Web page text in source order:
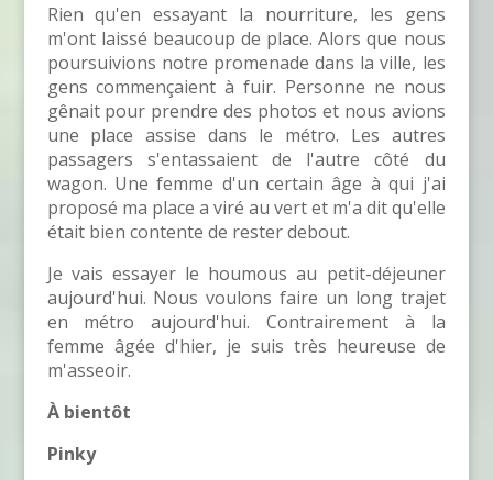
Rien qu'en essayant la nourriture, les gens
m'ont laissé beaucoup de place. Alors que nous
poursuivions notre promenade dans la ville, les
gens commençaient à fuir. Personne ne nous
gênait pour prendre des photos et nous avions
une place assise dans le métro. Les autres
passagers s'entassaient de l'autre côté du
wagon. Une femme d'un certain âge à qui j'ai
proposé ma place a viré au vert et m'a dit qu'elle
était bien contente de rester debout.
Je vais essayer le houmous au petit-déjeuner
aujourd'hui. Nous voulons faire un long trajet
en métro aujourd'hui. Contrairement à la
femme âgée d'hier, je suis très heureuse de
m'asseoir.
À bientôt
Pinky